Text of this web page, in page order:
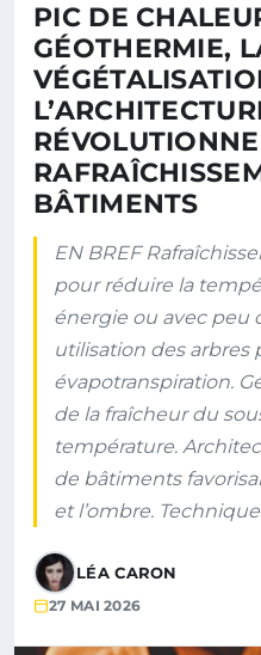
PIC DE
GÉOTHERMIE,
BÂTIMENTS
EN BREF
pour réduire la
énergie ou avec peu
utilisation des arbres
évapotranspiration.
de la fraîcheur du
température.
de bâtiments
et l’ombre.
LÉA CARON
27 MAI 2026